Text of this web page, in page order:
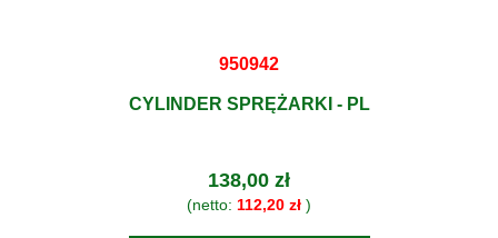
950942
CYLINDER SPRĘŻARKI - PL
138,00 zł
(netto: 112,20 zł )